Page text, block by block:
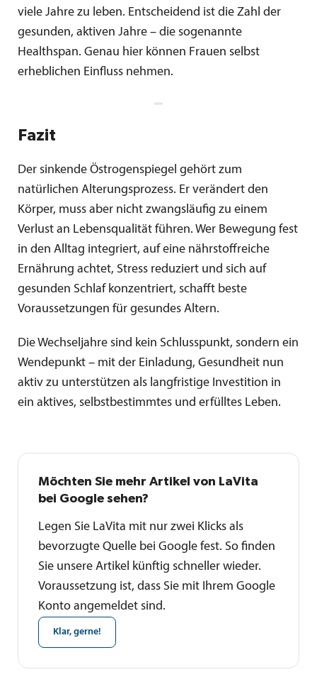
viele Jahre zu leben. Entscheidend ist die Zahl der
gesunden, aktiven Jahre – die sogenannte
Healthspan. Genau hier können Frauen selbst
erheblichen Einfluss nehmen.
Fazit
Der sinkende Östrogenspiegel gehört zum
natürlichen Alterungsprozess. Er verändert den
Körper, muss aber nicht zwangsläufig zu einem
Verlust an Lebensqualität führen. Wer Bewegung fest
in den Alltag integriert, auf eine nährstoffreiche
Ernährung achtet, Stress reduziert und sich auf
gesunden Schlaf konzentriert, schafft beste
Voraussetzungen für gesundes Altern.
Die Wechseljahre sind kein Schlusspunkt, sondern ein
Wendepunkt – mit der Einladung, Gesundheit nun
aktiv zu unterstützen als langfristige Investition in
ein aktives, selbstbestimmtes und erfülltes Leben.
Möchten Sie mehr Artikel von LaVita
bei Google sehen?
Legen Sie LaVita mit nur zwei Klicks als
bevorzugte Quelle bei Google fest. So finden
Sie unsere Artikel künftig schneller wieder.
Voraussetzung ist, dass Sie mit Ihrem Google
Konto angemeldet sind.
Klar, gerne!